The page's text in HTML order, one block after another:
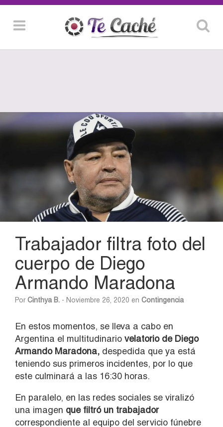
Trabajador filtra foto del
cuerpo de Diego
Armando Maradona
PorCinthya B. - Noviembre 26, 2020 en Contingencia
En estos momentos, se lleva a cabo en
Argentina el multitudinario velatorio de Diego
Armando Maradona, despedida que ya está
teniendo sus primeros incidentes, por lo que
este culminará a las 16:30 horas.
En paralelo, en las redes sociales se viralizó
una imagen que filtró un trabajador
correspondiente al equipo del servicio fúnebre